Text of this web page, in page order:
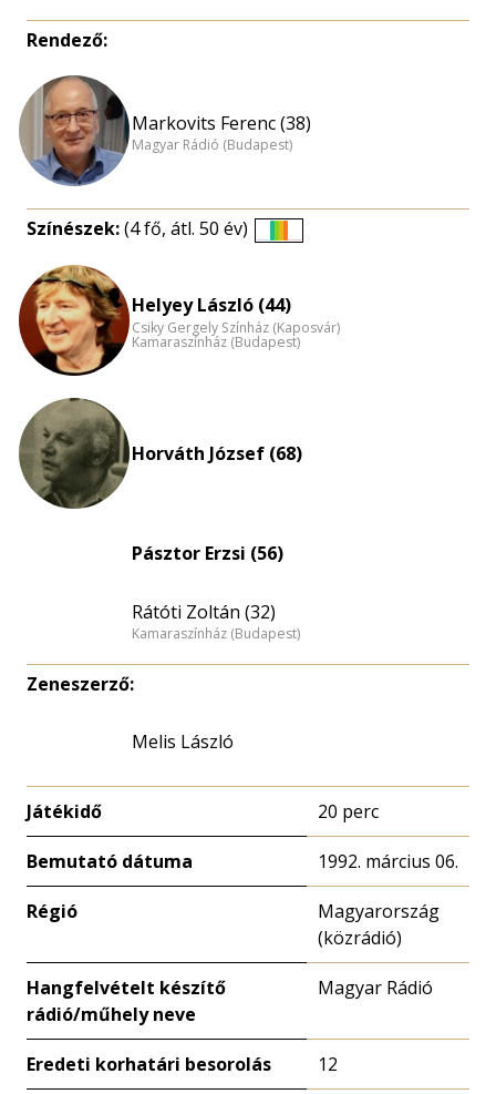
Rendező:
Markovits Ferenc (38)
Magyar Rádió (Budapest)
Színészek:(4 fő, átl. 50 év)
nagyítása
Helyey László (44)
Csiky Gergely Színház (Kaposvár)
Kamaraszínház (Budapest)
Horváth József (68)
Pásztor Erzsi (56)
Rátóti Zoltán (32)
Kamaraszínház (Budapest)
Zeneszerző:
Melis László
Játékidő 20 perc
Bemutató dátuma 1992. március 06.
Régió
Magyarország
(közrádió)
Hangfelvételt készítő
rádió/műhely neve
Magyar Rádió
Eredeti korhatári besorolás 12